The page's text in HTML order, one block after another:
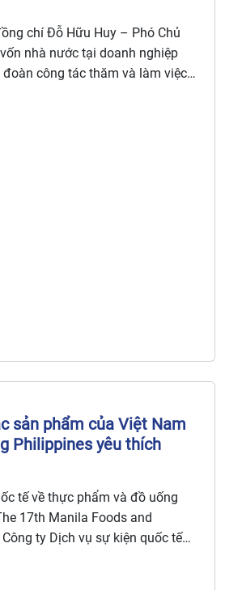
chí Đỗ Hữu Huy – Phó Chủ
nhà nước tại doanh nghiệp
công tác thăm và làm việc
sản phẩm của Việt Nam
Philippines yêu thích
tế về thực phẩm và đồ uống
17th Manila Foods and
ty Dịch vụ sự kiện quốc tế